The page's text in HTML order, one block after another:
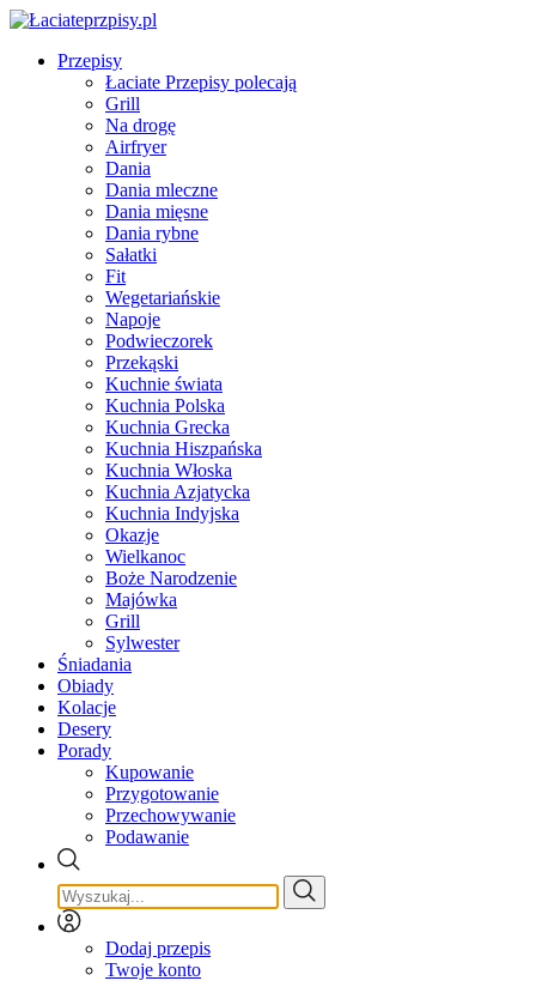
Przepisy
Łaciate Przepisy polecają
Grill
Na drogę
Airfryer
Dania
Dania mleczne
Dania mięsne
Dania rybne
Sałatki
Fit
Wegetariańskie
Napoje
Podwieczorek
Przekąski
Kuchnie świata
Kuchnia Polska
Kuchnia Grecka
Kuchnia Hiszpańska
Kuchnia Włoska
Kuchnia Azjatycka
Kuchnia Indyjska
Okazje
Wielkanoc
Boże Narodzenie
Majówka
Grill
Sylwester
Śniadania
Obiady
Kolacje
Desery
Porady
Kupowanie
Przygotowanie
Przechowywanie
Podawanie
Dodaj przepis
Twoje konto